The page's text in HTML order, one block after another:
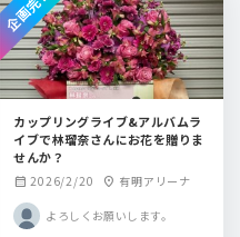
カップリングライブ&アルバムラ
イブで林瑠奈さんにお花を贈りま
せんか？
calendar_month 2026/2/20 location_on 有明アリーナ
よろしくお願いします。